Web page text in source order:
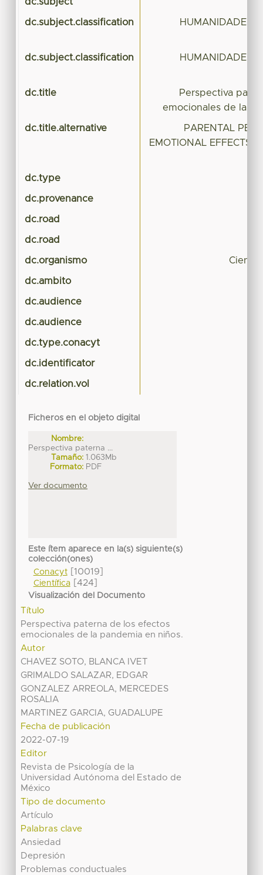
dc.subject.classification HUMANIDADES
dc.subject.classification HUMANIDADES
dc.title
Perspectiva
emocionales de la
dc.title.alternative
PARENTAL
EMOTIONAL EFFECTS
dc.type
dc.provenance
dc.road
dc.road
dc.organismo
dc.ambito
dc.audience
dc.audience
dc.type.conacyt
dc.identificator
dc.relation.vol
Ficheros en el objeto digital
Nombre:
Perspectiva paterna ...
Tamaño: 1.063Mb
Formato: PDF
Ver documento
Este ítem aparece en la(s) siguiente(s)
colección(ones)
Conacyt[10019]
Científica[424]
Visualización del Documento
Título
Perspectiva paterna de los efectos
emocionales de la pandemia en niños.
Autor
CHAVEZ SOTO, BLANCA IVET
GRIMALDO SALAZAR, EDGAR
GONZALEZ ARREOLA, MERCEDES
ROSALIA
MARTINEZ GARCIA, GUADALUPE
Fecha de publicación
2022-07-19
Editor
Revista de Psicología de la
Universidad Autónoma del Estado de
México
Tipo de documento
Artículo
Palabras clave
Ansiedad
Depresión
Problemas conductuales